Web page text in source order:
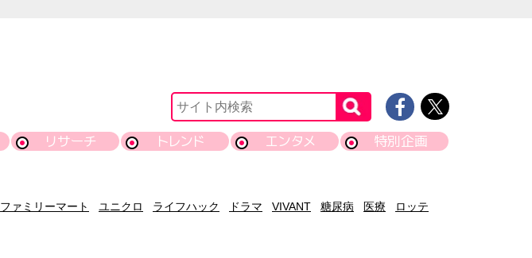
リサーチ トレンド エンタメ 特別企画
ファミリーマート ユニクロ ライフハック ドラマ VIVANT 糖尿病 医療
ロッテ